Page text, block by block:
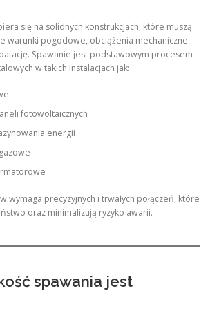
się na solidnych konstrukcjach, które muszą
warunki pogodowe, obciążenia mechaniczne
Spawanie jest podstawowym procesem
w takich instalacjach jak:
fotowoltaicznych
energii
wymaga precyzyjnych i trwałych połączeń, które
oraz minimalizują ryzyko awarii.
spawania jest